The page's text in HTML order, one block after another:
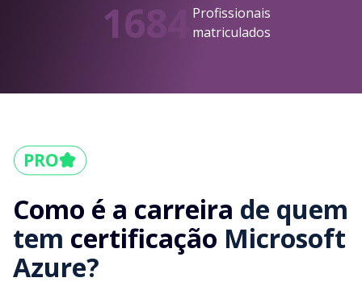
1684
Profissionais
matriculados
Como é a carreira de quem
tem certificação Microsoft
Azure?